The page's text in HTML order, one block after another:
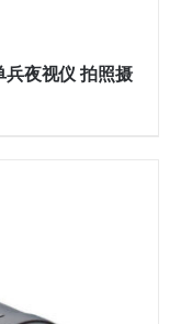
兵夜视仪 拍照摄